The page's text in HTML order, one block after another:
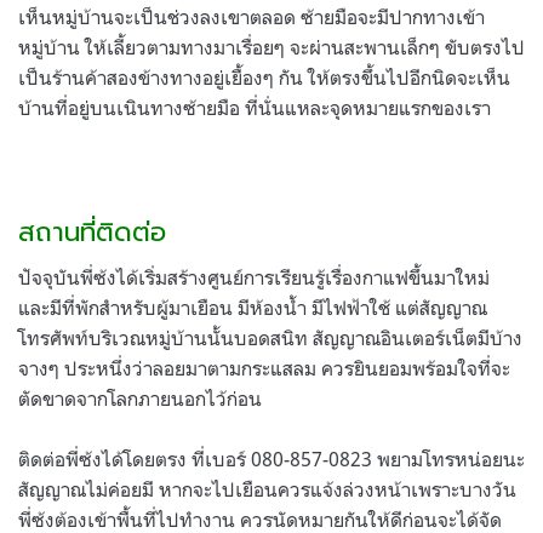
เห็นหมู่บ้านจะเป็นช่วงลงเขาตลอด ซ้ายมือจะมีปากทางเข้า
หมู่บ้าน ให้เลี้ยวตามทางมาเรื่อยๆ จะผ่านสะพานเล็กๆ ขับตรงไป
เป็นร้านค้าสองข้างทางอยู่เยื้องๆ กัน ให้ตรงขึ้นไปอีกนิดจะเห็น
บ้านที่อยู่บนเนินทางซ้ายมือ ที่นั่นแหละจุดหมายแรกของเรา
สถานที่ติดต่อ
ปัจจุบันพี่ซ้งได้เริ่มสร้างศูนย์การเรียนรู้เรื่องกาแฟขึ้นมาใหม่
และมีที่พักสำหรับผู้มาเยือน มีห้องน้ำ มีไฟฟ้าใช้ แต่สัญญาณ
โทรศัพท์บริเวณหมู่บ้านนั้นบอดสนิท สัญญาณอินเตอร์เน็ตมีบ้าง
จางๆ ประหนึ่งว่าลอยมาตามกระแสลม ควรยินยอมพร้อมใจที่จะ
ตัดขาดจากโลกภายนอกไว้ก่อน
ติดต่อพี่ซ้งได้โดยตรง ที่เบอร์ 080-857-0823 พยามโทรหน่อยนะ
สัญญาณไม่ค่อยมี หากจะไปเยือนควรแจ้งล่วงหน้าเพราะบางวัน
พี่ซ้งต้องเข้าพื้นที่ไปทำงาน ควรนัดหมายกันให้ดีก่อนจะได้จัด